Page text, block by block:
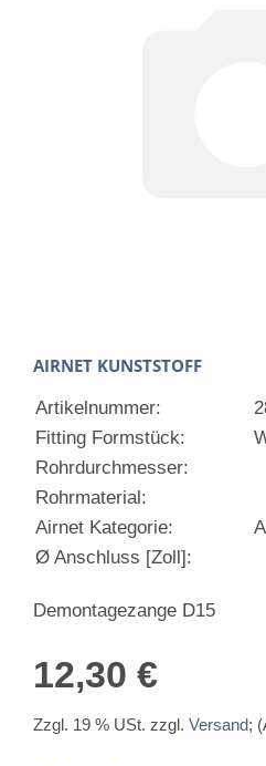
AIRNET KUNSTSTOFF
Artikelnummer:
Fitting Formstück:
Rohrdurchmesser:
Rohrmaterial:
Airnet Kategorie:
Ø Anschluss [Zoll]:
Demontagezange D15
12,30 €
Zzgl. 19 % USt. zzgl. Versand;